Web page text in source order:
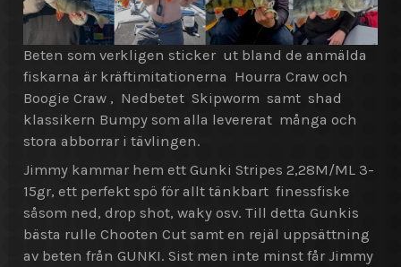
Beten som verkligen sticker ut bland de anmälda
fiskarna är kräftimitationerna Hourra Craw och
Boogie Craw , Nedbetet Skipworm samt shad
klassikern Bumpy som alla levererat många och
stora abborrar i tävlingen.
Jimmy kammar hem ett Gunki Stripes 2,28M/ML 3-
15gr, ett perfekt spö för allt tänkbart finessfiske
såsom ned, drop shot, waky osv. Till detta Gunkis
bästa rulle Chooten Cut samt en rejäl uppsättning
av beten från GUNKI. Sist men inte minst får Jimmy